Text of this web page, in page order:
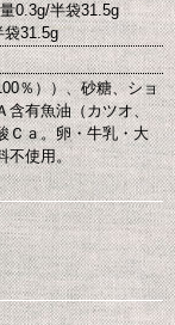
0.3g/半袋31.5g
31.5g
％））、砂糖、ショ
含有魚油（カツオ、
Ｃａ。卵・牛乳・大
不使用。